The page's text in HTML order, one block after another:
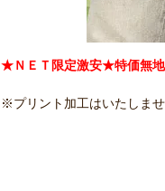
★ＮＥＴ限定激安★特価無
※プリント加工はいたしませ